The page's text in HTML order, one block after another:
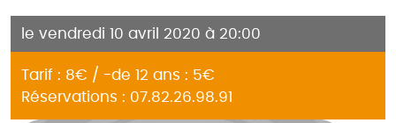
le vendredi 10 avril 2020 à 20:00
Tarif : 8€ / -de 12 ans : 5€
Réservations : 07.82.26.98.91